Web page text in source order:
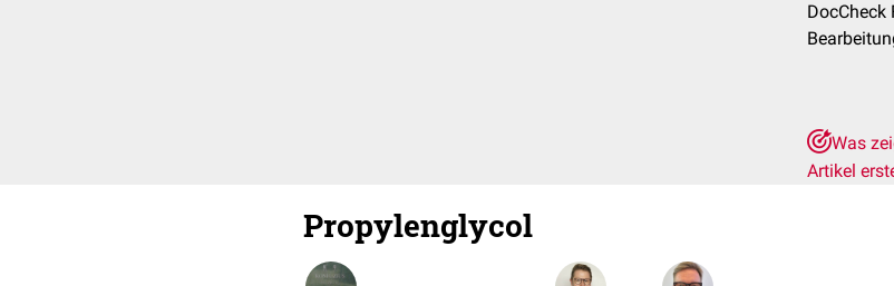
DocCheck
Was
Artikel
Propylenglycol